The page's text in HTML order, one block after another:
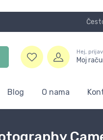
Hej,
Moj
Blog O nama